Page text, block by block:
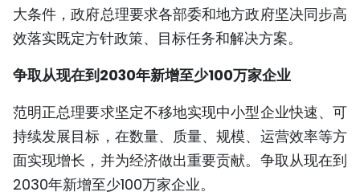
РУССКИЙ
ESPAÑOL
大条件，政府总理要求各部委和地方政府坚决同步高
效落实既定方针政策、目标任务和解决方案。
争取从现在到2030年新增至少100万家企业
范明正总理要求坚定不移地实现中小型企业快速、可
持续发展目标，在数量、质量、规模、运营效率等方
面实现增长，并为经济做出重要贡献。争取从现在到
2030年新增至少100万家企业。